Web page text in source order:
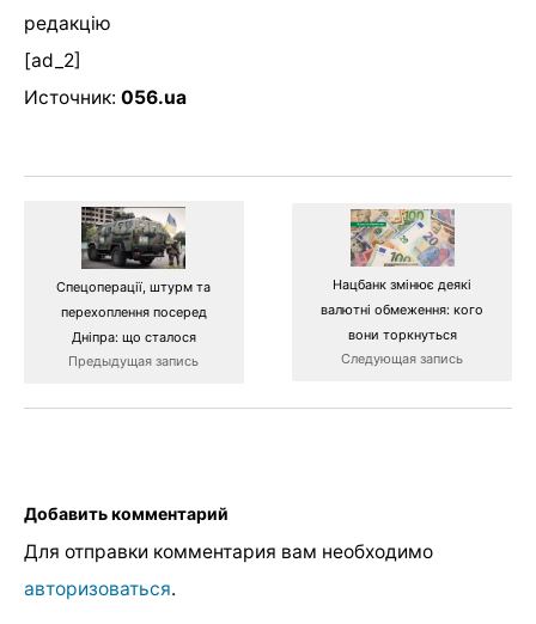
редакцію
[ad_2]
Источник: 056.ua
Спецоперації, штурм та
перехоплення посеред
Дніпра: що сталося
Предыдущая запись
Нацбанк змінює деякі
валютні обмеження: кого
вони торкнуться
Следующая запись
Добавить комментарий
Для отправки комментария вам необходимо
авторизоваться.